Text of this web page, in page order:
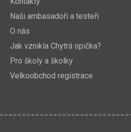
Naši ambasadoři a testeři
O nás
Jak vznikla Chytrá opička?
Pro školy a školky
Velkoobchod registrace